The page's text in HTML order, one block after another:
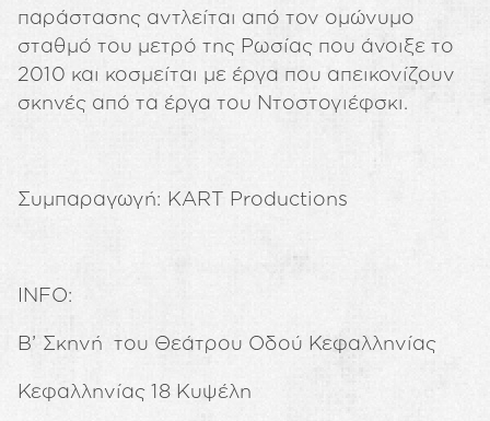
παράστασης αντλείται από τον ομώνυμο
σταθμό του μετρό της Ρωσίας που άνοιξε το
2010 και κοσμείται με έργα που απεικονίζουν
σκηνές από τα έργα του Ντοστογιέφσκι.
Συμπαραγωγή: KART Productions
INFO:
Β’ Σκηνή του Θεάτρου Οδού Κεφαλληνίας
Κεφαλληνίας 18 Κυψέλη